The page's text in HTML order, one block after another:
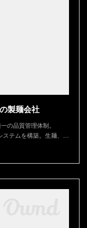
製麺会社
の品質管理体制。
ステムを構築。生麺、…